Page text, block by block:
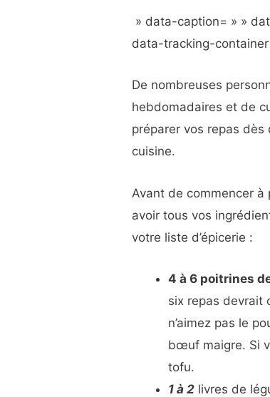
» data-caption= » »
data-tracking-
De nombreuses
hebdomadaires et de
préparer vos repas dès
cuisine.
Avant de commencer
avoir tous vos
votre liste d’épicerie :
4 à 6 poitrines
six repas devrait
n’aimez pas le
bœuf maigre. Si
tofu.
1 à 2 livres de